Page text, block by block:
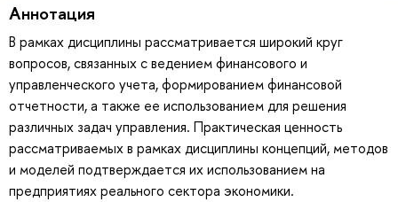
Аннотация
В рамках дисциплины рассматривается широкий круг
вопросов, связанных с ведением финансового и
управленческого учета, формированием финансовой
отчетности, а также ее использованием для решения
различных задач управления. Практическая ценность
рассматриваемых в рамках дисциплины концепций, методов
и моделей подтверждается их использованием на
предприятиях реального сектора экономики.